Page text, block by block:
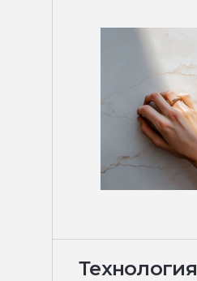
Технология